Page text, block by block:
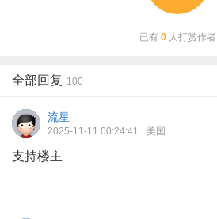
已有 0人打赏作者
全部回复 100
流星
2025-11-11 00:24:41 美国
支持楼主